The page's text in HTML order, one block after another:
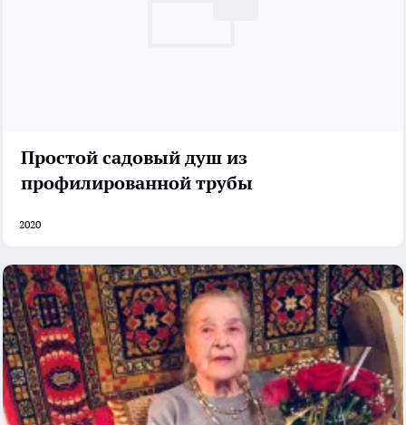
Простой садовый душ из
профилированной трубы
2020